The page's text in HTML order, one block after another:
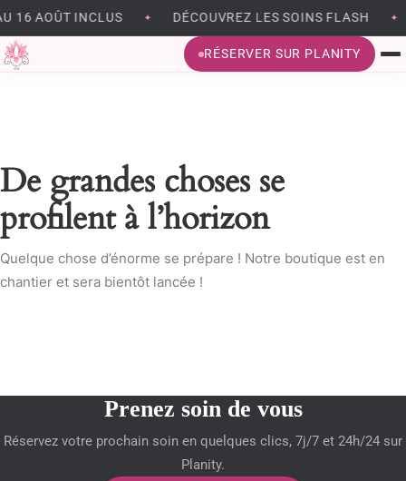
16 AOÛT INCLUS ✦ DÉCOUVREZ LES SOINS FLASH ✦
RÉSERVER SUR PLANITY
BEAUTÉ DU REGARD
MÉSOTHÉRAPIE VIRTUELLE
MODELAGE BRÉSILIEN
BEAUTÉ DES MAINS ET DES PIEDS
De grandes choses se
profilent à l’horizon
Quelque chose d’énorme se prépare ! Notre boutique est en
chantier et sera bientôt lancée !
Prenez soin de vous
Réservez votre prochain soin en quelques clics, 7j/7 et 24h/24 sur
Planity.